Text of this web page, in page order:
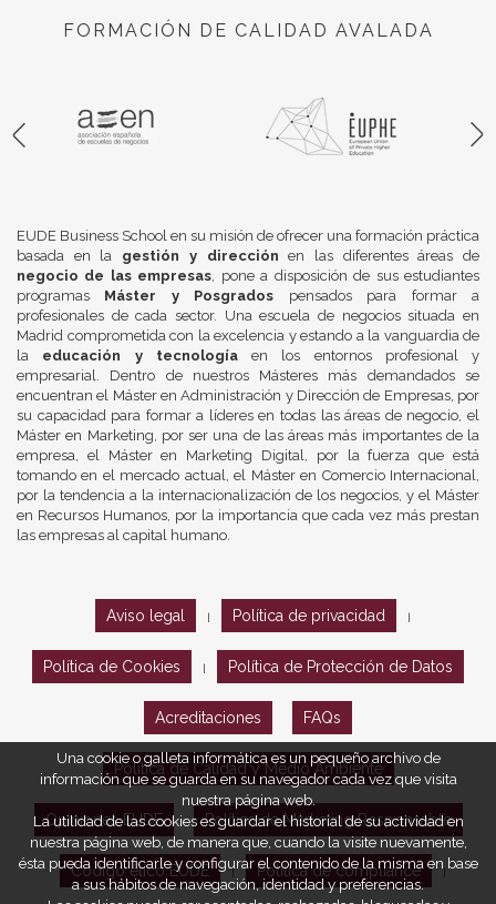
FORMACIÓN DE CALIDAD AVALADA
EUDE Business School en su misión de ofrecer una formación práctica
basada en la gestión y dirección en las diferentes áreas de
negocio de las empresas, pone a disposición de sus estudiantes
programas Máster y Posgrados pensados para formar a
profesionales de cada sector. Una escuela de negocios situada en
Madrid comprometida con la excelencia y estando a la vanguardia de
la educación y tecnologíaen los entornos profesional y
empresarial. Dentro de nuestros Másteres más demandados se
encuentran el Máster en Administración y Dirección de Empresas, por
su capacidad para formar a líderes en todas las áreas de negocio, el
Máster en Marketing, por ser una de las áreas más importantes de la
empresa, el Máster en Marketing Digital, por la fuerza que está
tomando en el mercado actual, el Máster en Comercio Internacional,
por la tendencia a la internacionalización de los negocios, y el Máster
en Recursos Humanos, por la importancia que cada vez más prestan
las empresas al capital humano.
Aviso legal Política de privacidad
Política de Cookies Política de Protección de Datos
Acreditaciones FAQs
Política de Calidad y Medio Ambiente
Opiniones EUDE Política de Marketing Responsable
Código ético EUDE Política de compliance
Una cookie o galleta informática es un pequeño archivo de
información que se guarda en su navegador cada vez que visita
nuestra página web.
La utilidad de las cookies es guardar el historial de su actividad en
nuestra página web, de manera que, cuando la visite nuevamente,
ésta pueda identificarle y configurar el contenido de la misma en base
a sus hábitos de navegación, identidad y preferencias.